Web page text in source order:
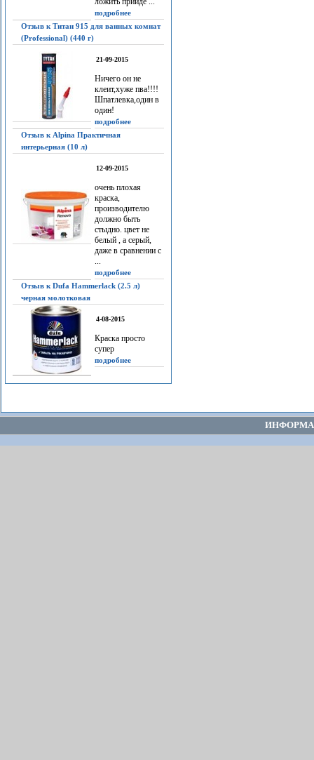
подробнее
Отзыв к Титан 915 для ванных комнат
(Professional) (440 г)
21-09-2015
Ничего он не
клеит,хуже пва!!!!
Шпатлевка,один в
один!
подробнее
Отзыв к Alpina Практичная
интерьерная (10 л)
12-09-2015
очень плохая
краска,
производителю
должно быть
стыдно. цвет не
белый , а серый,
даже в сравнении с
...
подробнее
Отзыв к Dufa Hammerlack (2.5 л)
черная молотковая
4-08-2015
Краска просто
супер
подробнее